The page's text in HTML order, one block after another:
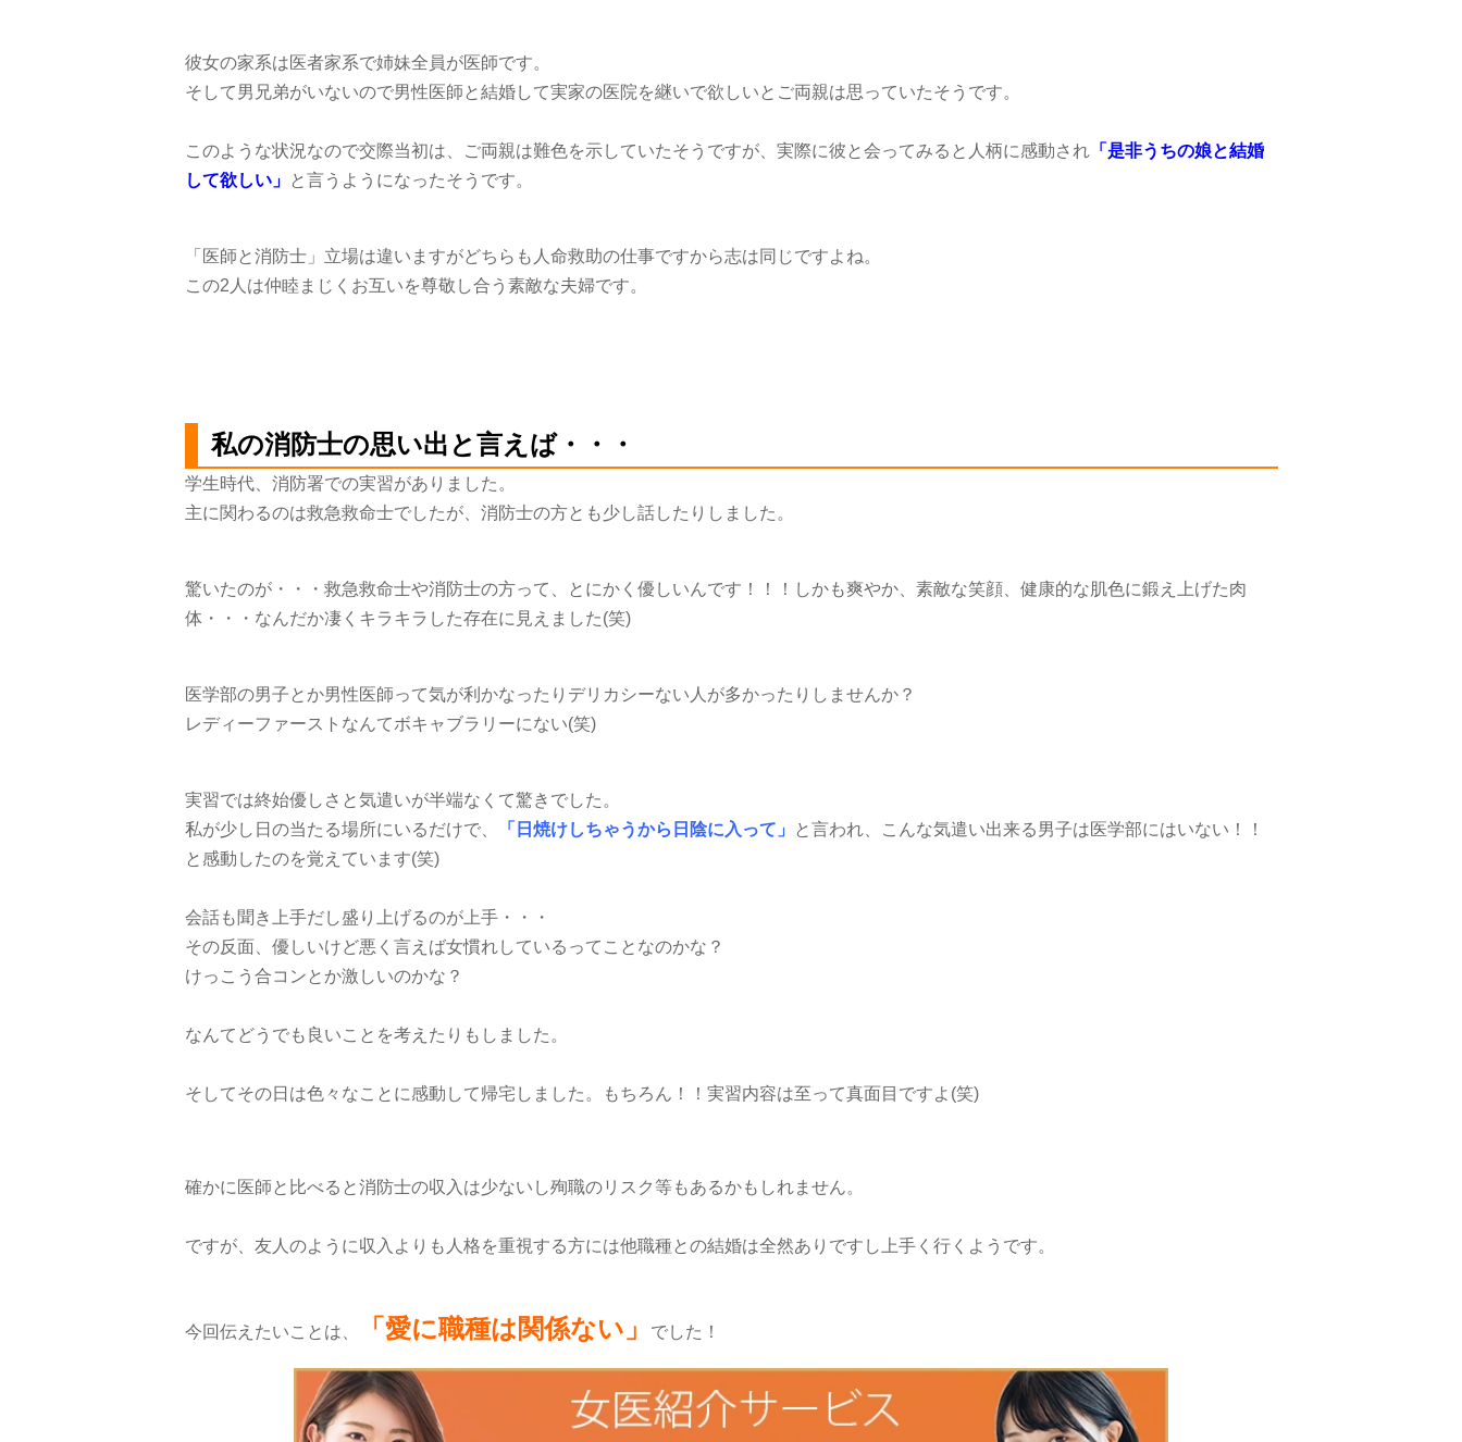
彼女の家系は医者家系で姉妹全員が医師です。
そして男兄弟がいないので男性医師と結婚して実家の医院を継いで欲しいとご両親は思っていたそうです。
このような状況なので交際当初は、ご両親は難色を示していたそうですが、実際に彼と会ってみると人柄に感動され「是非うちの娘と結婚
して欲しい」
と言うようになったそうです。
「医師と消防士」立場は違いますがどちらも人命救助の仕事ですから志は同じですよね。
この2 人は仲睦まじくお互いを尊敬し合う素敵な夫婦です。
私の消防士の思い出と言えば・・・
学生時代、消防署での実習がありました。
主に関わるのは救急救命士でしたが、消防士の方とも少し話したりしました。
驚いたのが・・・救急救命士や消防士の方って、とにかく優しいんです！！！しかも爽やか、素敵な笑顔、健康的な肌色に鍛え上げた肉
体・・・なんだか凄くキラキラした存在に見えました(笑)
医学部の男子とか男性医師って気が利かなったりデリカシーない人が多かったりしませんか？
レディーファーストなんてボキャブラリーにない(笑)
実習では終始優しさと気遣いが半端なくて驚きでした。
私が少し日の当たる場所にいるだけで、
「日焼けしちゃうから日陰に入って」
と言われ、こんな気遣い出来る男子は医学部にはいない！！
と感動したのを覚えています(笑)
会話も聞き上手だし盛り上げるのが上手・・・
その反面、優しいけど悪く言えば女慣れしているってことなのかな？
けっこう合コンとか激しいのかな？
なんてどうでも良いことを考えたりもしました。
そしてその日は色々なことに感動して帰宅しました。もちろん！！実習内容は至って真面目ですよ (笑)
確かに医師と比べると消防士の収入は少ないし殉職のリスク等もあるかもしれません。
ですが、友人のように収入よりも人格を重視する方には他職種との結婚は全然ありですし上手く行くようです。
今回伝えたいことは、 「愛に職種は関係ない」 でした！